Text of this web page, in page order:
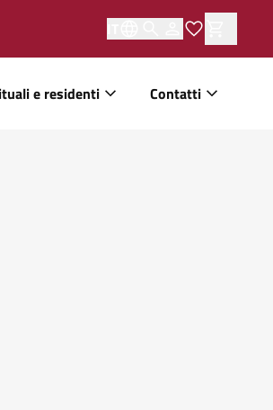
e residenti Contatti